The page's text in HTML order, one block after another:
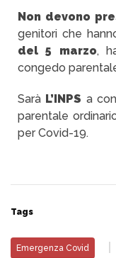
Non devono
genitori che
del 5 marzo,
congedo
Sarà L’INPS a
parentale
per Covid-19.
Tags
Emergenza Covid